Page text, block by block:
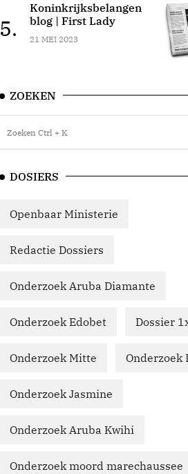
5.
Koninkrijksbelangen
blog | First Lady
21 MEI 2023
ZOEKEN
DOSIERS
Openbaar Ministerie
Redactie Dossiers
Onderzoek Aruba Diamante
Onderzoek Edobet Dossier
Onderzoek Mitte Onderzoek
Onderzoek Jasmine
Onderzoek Aruba Kwihi
Onderzoek moord marechaussee